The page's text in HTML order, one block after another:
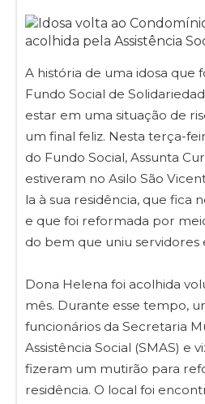
A história de uma idosa que
Fundo Social de
estar em uma situação de
um final feliz. Nesta terça-
do Fundo Social, Assunta
estiveram no Asilo São
la à sua residência, que fica
e que foi reformada por
do bem que uniu servidores
Dona Helena foi acolhida
mês. Durante esse tempo,
funcionários da Secretaria
Assistência Social (SMAS) e
fizeram um mutirão para
residência. O local foi